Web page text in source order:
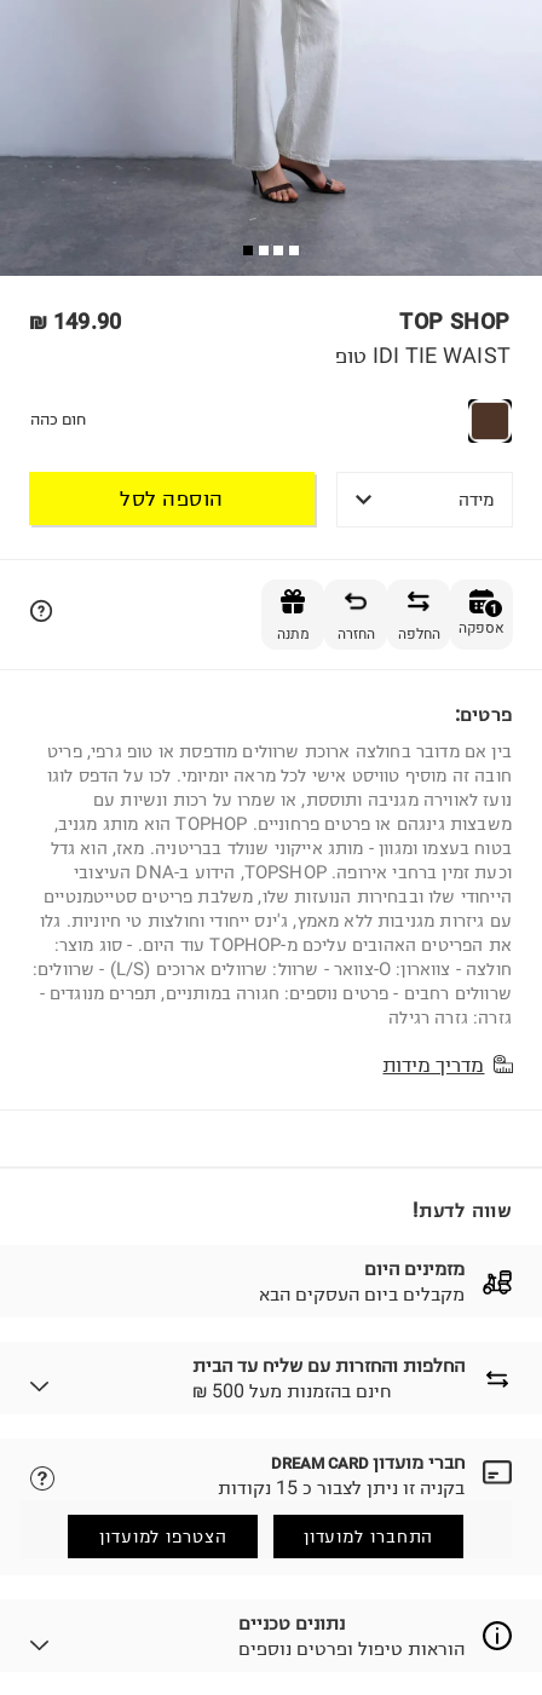
TOP SHOP
149.90 ₪
IDI TIE WAIST טופ
חום כהה
מידה הוספה לסל
1
אספקה החלפה החזרה מתנה
פרטים:
בין אם מדובר בחולצה ארוכת שרוולים מודפסת או טופ גרפי, פריט
חובה זה מוסיף טוויסט אישי לכל מראה יומיומי. לכו על הדפס לוגו
נועז לאווירה מגניבה ותוססת, או שמרו על רכות ונשיות עם
משבצות גינגהם או פרטים פרחוניים. TOPHOP הוא מותג מגניב,
בטוח בעצמו ומגוון - מותג אייקוני שנולד בבריטניה. מאז, הוא גדל
וכעת זמין ברחבי אירופה. TOPSHOP, הידוע ב-DNA העיצובי
הייחודי שלו ובבחירות הנועזות שלו, משלבת פריטים סטייטמנטיים
עם גיזרות מגניבות ללא מאמץ, ג'ינס ייחודי וחולצות טי חיוניות. גלו
את הפריטים האהובים עליכם מ-TOPHOP עוד היום. - סוג מוצר:
חולצה - צווארון: O-צוואר - שרוול: שרוולים ארוכים (L/S) - שרוולים:
שרוולים רחבים - פרטים נוספים: חגורה במותניים, תפרים מנוגדים -
גזרה: גזרה רגילה
מדריך מידות
שווה לדעת!
מזמינים היום
מקבלים ביום העסקים הבא
החלפות והחזרות עם שליח עד הבית
₪ חינם בהזמנות מעל 500
לבחירת בשיטת המשלוח המתאימה לכם,
הזמנתם והתחרטתם?
(במקום ב-19.9 ₪) לזמן מוגבל! חינם בהזמנות מעל 500 ₪.
למידע נא ללחוץ כאן
.
לפני החזרת החבילה, חשוב להדביק את מדבקת הגוביינא על
חברי מועדון DREAM CARD
בקניה זו ניתן לצבור כ 15 נקודות
התחברו למועדון הצטרפו למועדון
נתונים טכניים
הוראות טיפול ופרטים נוספים